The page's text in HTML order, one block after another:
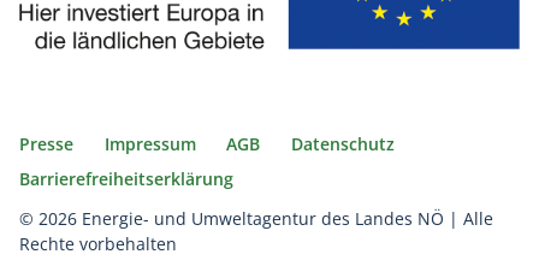
Presse Impressum AGB
Datenschutz
Barrierefreiheitserklärung
© 2026 Energie- und Umweltagentur des Landes NÖ | Alle
Rechte vorbehalten